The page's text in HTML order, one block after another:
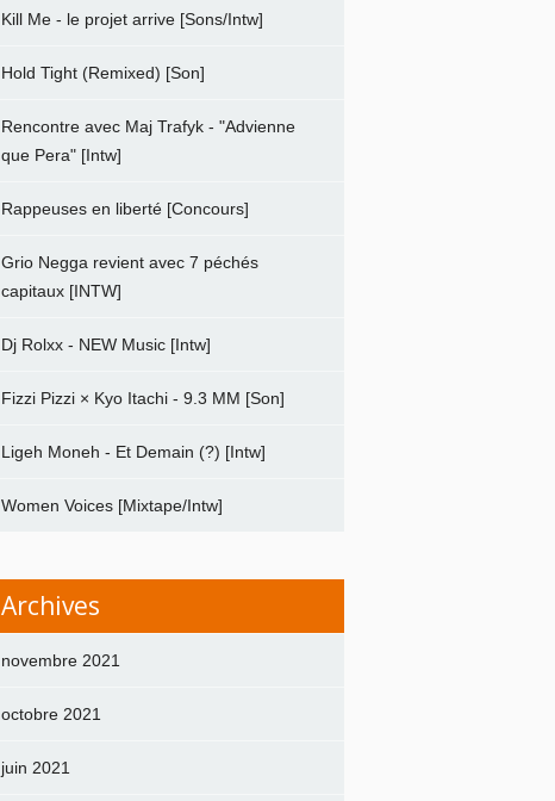
Kill Me - le projet arrive [Sons/Intw]
Hold Tight (Remixed) [Son]
Rencontre avec Maj Trafyk - "Advienne
que Pera" [Intw]
Rappeuses en liberté [Concours]
Grio Negga revient avec 7 péchés
capitaux [INTW]
Dj Rolxx - NEW Music [Intw]
Fizzi Pizzi × Kyo Itachi - 9.3 MM [Son]
Ligeh Moneh - Et Demain (?) [Intw]
Women Voices [Mixtape/Intw]
Archives
novembre 2021
octobre 2021
juin 2021